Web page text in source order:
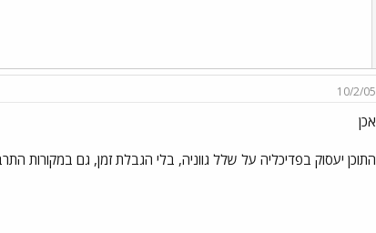
10/2/05
אכן
התוכן יעסוק בפדיכליה על שלל גווניה, בלי הגבלת זמן, גם במקורות